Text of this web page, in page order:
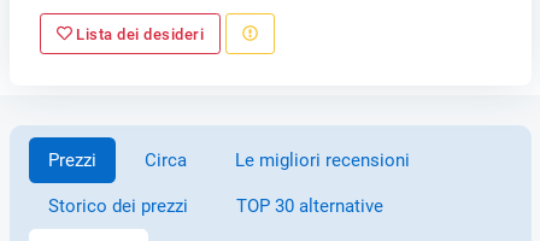
Lista dei desideri
Prezzi Circa Le migliori recensioni
Storico dei prezzi TOP 30 alternative